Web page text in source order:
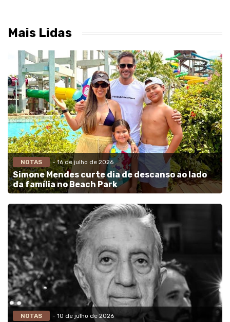
Mais Lidas
NOTAS - 16 de julho de 2026
Simone Mendes curte dia de descanso ao lado
da família no Beach Park
NOTAS - 10 de julho de 2026